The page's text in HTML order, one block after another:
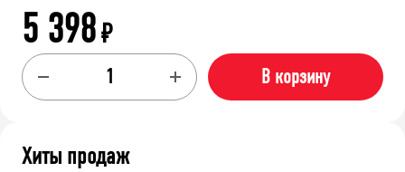
5 398₽
В корзину
Хиты продаж